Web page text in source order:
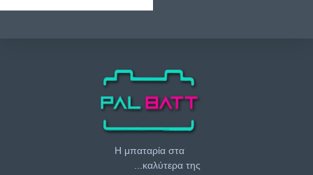
Η μπαταρία στα
...καλύτερα της